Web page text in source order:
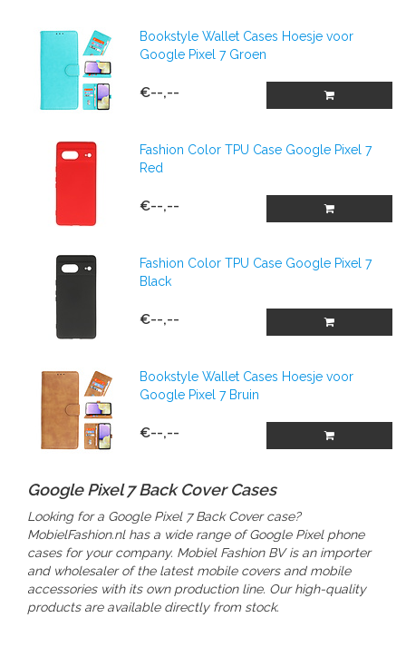
Bookstyle Wallet Cases Hoesje voor
Google Pixel 7 Groen
€--,--
Fashion Color TPU Case Google Pixel 7
Red
€--,--
Fashion Color TPU Case Google Pixel 7
Black
€--,--
Bookstyle Wallet Cases Hoesje voor
Google Pixel 7 Bruin
€--,--
Google Pixel 7 Back Cover Cases
Looking for a Google Pixel 7 Back Cover case?
MobielFashion.nl has a wide range of Google Pixel phone
cases for your company. Mobiel Fashion BV is an importer
and wholesaler of the latest mobile covers and mobile
accessories with its own production line. Our high-quality
products are available directly from stock.